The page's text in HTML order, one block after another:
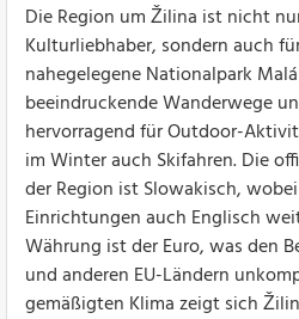
Die Region um Žilina ist nicht
Kulturliebhaber, sondern auch
nahegelegene Nationalpark
beeindruckende Wanderwege
hervorragend für Outdoor-
im Winter auch Skifahren. Die
der Region ist Slowakisch,
Einrichtungen auch Englisch
Währung ist der Euro, was den
und anderen EU-Ländern
gemäßigten Klima zeigt sich